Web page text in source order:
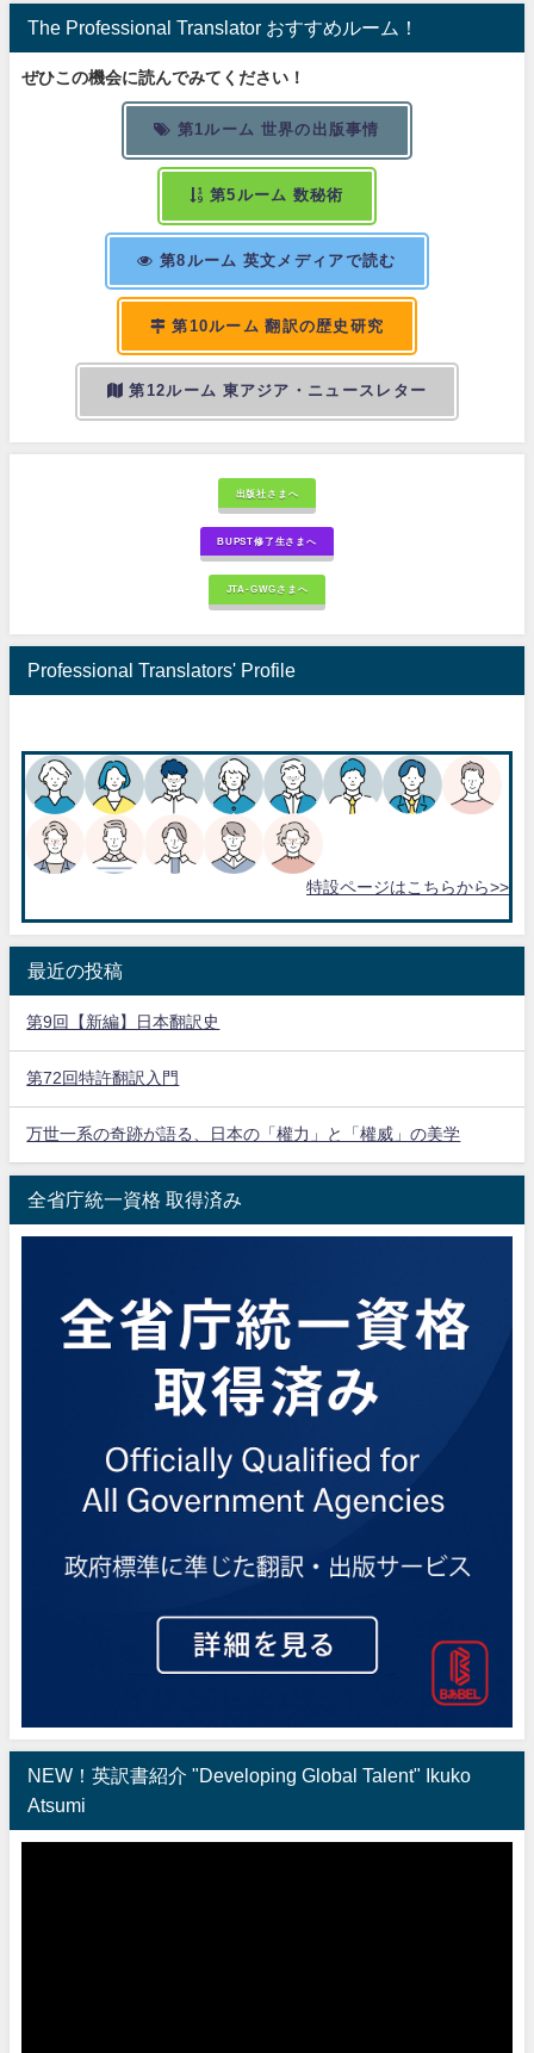
The Professional Translator おすすめルーム！
ぜひこの機会に読んでみてください！
第1ルーム 世界の出版事情
第5ルーム 数秘術
第8ルーム 英文メディアで読む
第10ルーム 翻訳の歴史研究
第12ルーム 東アジア・ニュースレター
出版社さまへ
BUPST修了生さまへ
JTA-GWGさまへ
Professional Translators' Profile
特設ページはこちらから>>
最近の投稿
第9回【新編】日本翻訳史
第72回特許翻訳入門
万世一系の奇跡が語る、日本の「權力」と「權威」の美学
全省庁統一資格 取得済み
NEW！英訳書紹介 "Developing Global Talent" Ikuko
Atsumi